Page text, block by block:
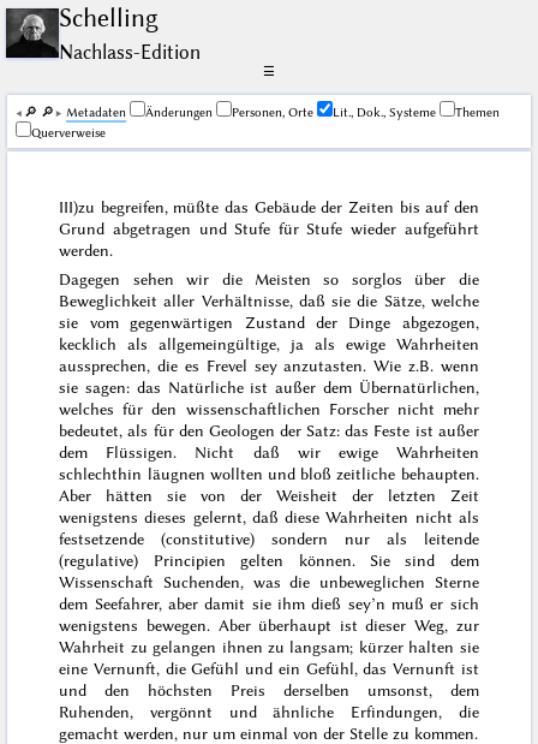
Schelling
Nachlass-Edition
☰
🔎︎ 🔎︎ Me­ta­da­ten Änderungen Personen, Orte Lit., Dok., Systeme
Themen
Querverweise
III)zu begreifen, müßte das Gebäude der Zeiten bis auf den
Grund abgetragen und Stufe für Stufe wieder aufgeführt
werden.
Dagegen sehen wir die Meisten so sorglos über die
Beweglichkeit aller Verhältnisse, daß sie die Sätze, welche
sie vom gegenwärtigen Zustand der Dinge abgezogen,
kecklich als allgemeingültige, ja als ewige Wahrheiten
aussprechen, die es Frevel sey anzutasten. Wie z.B. wenn
sie sagen: das Natürliche ist außer dem Übernatürlichen,
welches für den wissenschaftlichen Forscher nicht mehr
bedeutet, als für den Geologen der Satz: das Feste ist außer
dem Flüssigen. Nicht daß wir ewige Wahrheiten
schlechthin läugnen wollten und bloß zeitliche behaupten.
Aber hätten sie von der Weisheit der letzten Zeit
wenigstens dieses gelernt, daß diese Wahrheiten nicht als
festsetzende (constitutive) sondern nur als leitende
(regulative) Principien gelten können. Sie sind dem
Wissenschaft Suchenden, was die unbeweglichen Sterne
dem Seefahrer, aber damit sie ihm dieß sey’n muß er sich
wenigstens bewegen. Aber überhaupt ist dieser Weg, zur
Wahrheit zu gelangen ihnen zu langsam; kürzer halten sie
eine Vernunft, die Gefühl und ein Gefühl, das Vernunft ist
und den höchsten Preis derselben umsonst, dem
Ruhenden, vergönnt und ähnliche Erfindungen, die
gemacht werden, nur um einmal von der Stelle zu kommen.